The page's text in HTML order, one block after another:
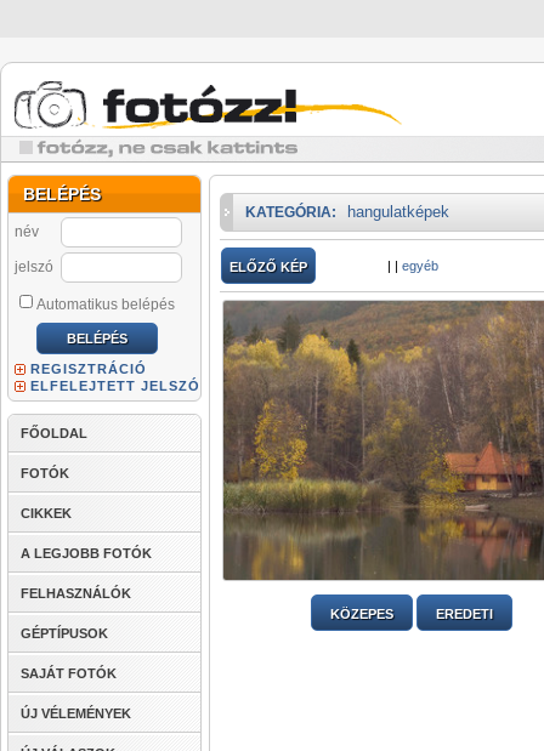
BELÉPÉS
név
jelszó
Automatikus belépés
REGISZTRÁCIÓ
ELFELEJTETT JELSZÓ
FŐOLDAL
FOTÓK
CIKKEK
A LEGJOBB FOTÓK
FELHASZNÁLÓK
GÉPTÍPUSOK
SAJÁT FOTÓK
ÚJ VÉLEMÉNYEK
KATEGÓRIA: hangulatképek
ELŐZŐ KÉP | | egyéb
KÖZEPES EREDETI